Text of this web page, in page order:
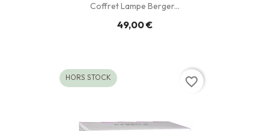
Coffret Lampe Berger...
49,00 €
HORS STOCK favorite_border